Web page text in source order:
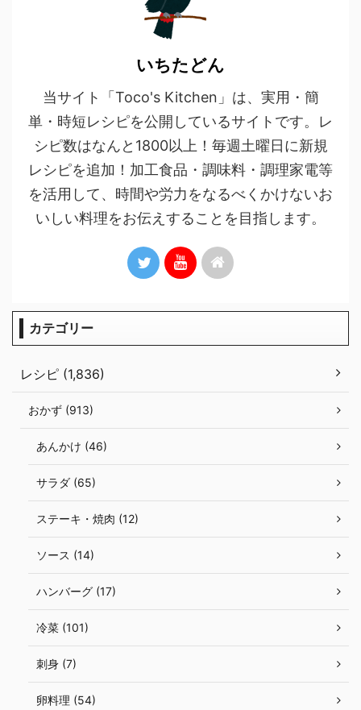
いちたどん
当サイト「Toco's Kitchen」は、実用・簡
単・時短レシピを公開しているサイトです。レ
シピ数はなんと1800以上！毎週土曜日に新規
レシピを追加！加工食品・調味料・調理家電等
を活用して、時間や労力をなるべくかけないお
いしい料理をお伝えすることを目指します。
カテゴリー
レシピ (1,836)
おかず (913)
あんかけ (46)
サラダ (65)
ステーキ・焼肉 (12)
ソース (14)
ハンバーグ (17)
冷菜 (101)
刺身 (7)
卵料理 (54)